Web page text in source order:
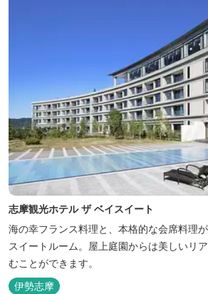
志摩観光ホテル ザ ベイスイート
海の幸フランス料理と、本格的な会席料理
スイートルーム。屋上庭園からは美しいリ
むことができます。
伊勢志摩